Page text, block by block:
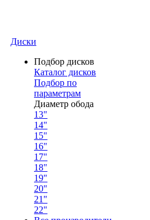
Диски
Подбор дисков
Каталог дисков
Подбор по
параметрам
Диаметр обода
13"
14"
15"
16"
17"
18"
19"
20"
21"
22"